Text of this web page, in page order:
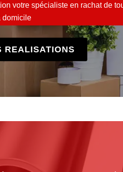
votre spécialiste en rachat de
domicile
REALISATIONS